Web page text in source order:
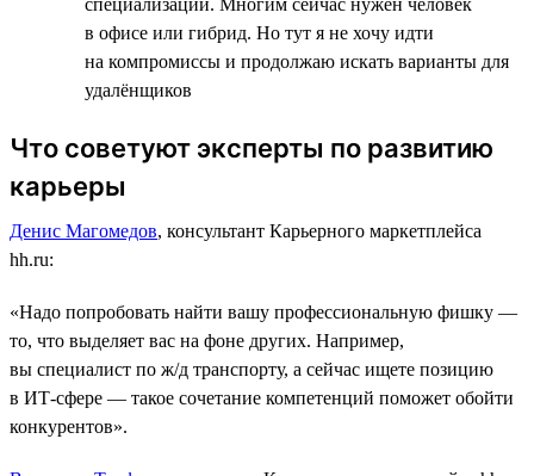
в офисе или гибрид. Но тут я не хочу идти
на компромиссы и продолжаю искать варианты для
удалёнщиков
Что советуют эксперты по развитию
карьеры
Денис Магомедов, консультант Карьерного маркетплейса
hh.ru:
«Надо попробовать найти вашу профессиональную фишку ―
то, что выделяет вас на фоне других. Например,
вы специалист по ж/д транспорту, а сейчас ищете позицию
в ИТ-сфере ― такое сочетание компетенций поможет обойти
конкурентов».